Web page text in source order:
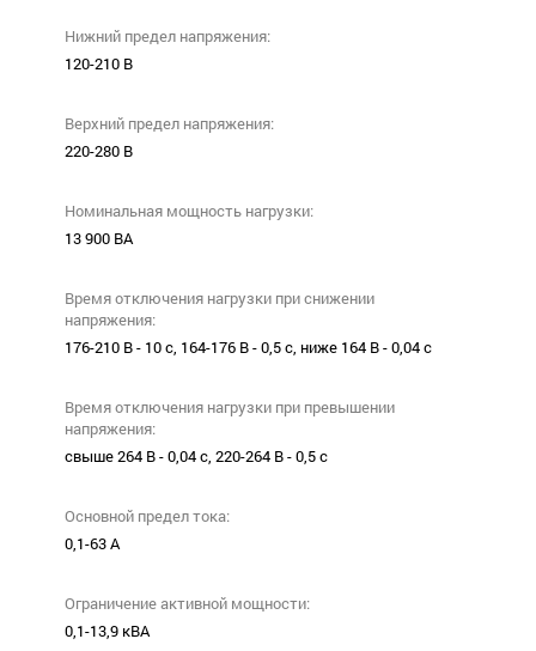
Нижний предел напряжения:
120-210 В
Верхний предел напряжения:
220-280 В
Номинальная мощность нагрузки:
13 900 ВА
Время отключения нагрузки при снижении
напряжения:
176-210 В - 10 с, 164-176 В - 0,5 с, ниже 164 В - 0,04 с
Время отключения нагрузки при превышении
напряжения:
свыше 264 В - 0,04 с, 220-264 В - 0,5 с
Основной предел тока:
0,1-63 А
Ограничение активной мощности:
0,1-13,9 кВА